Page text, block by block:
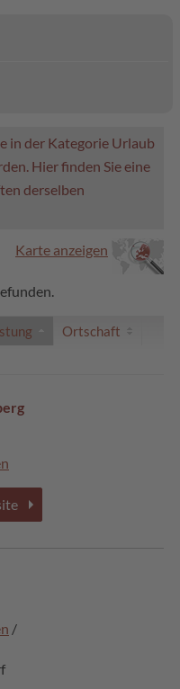
in der Kategorie Urlaub
Hier finden Sie eine
derselben
Karte anzeigen
Ortschaft
/